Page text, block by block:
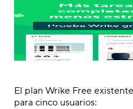
El plan Wrike Free
para cinco usuarios: